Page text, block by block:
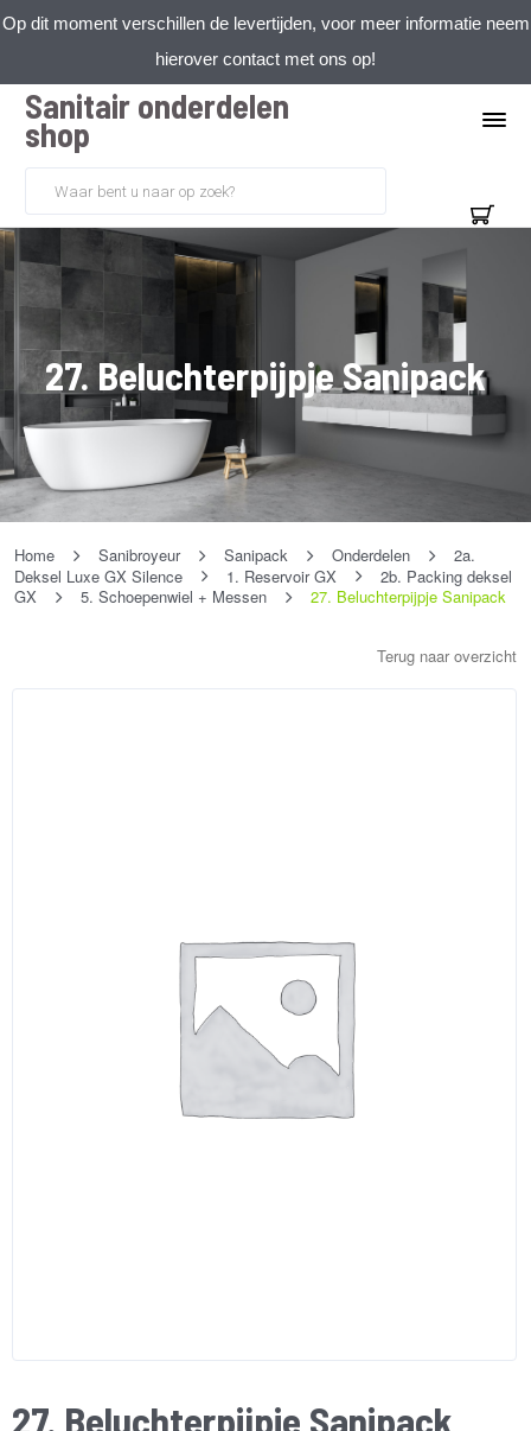
Op dit moment verschillen de levertijden, voor meer informatie neem
hierover contact met ons op!
Sanitair onderdelen
shop
27. Beluchterpijpje Sanipack
Home Sanibroyeur Sanipack Onderdelen
2a.
Deksel Luxe GX Silence
1. Reservoir GX
2b. Packing deksel
GX
5. Schoepenwiel + Messen 27. Beluchterpijpje Sanipack
Terug naar overzicht
27. Beluchterpijpje Sanipack